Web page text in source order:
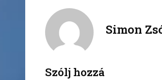
b
Simon
Szólj hozzá